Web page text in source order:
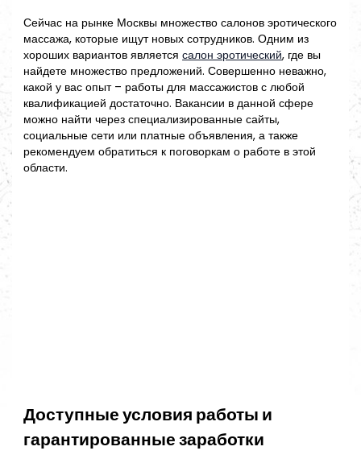
Сейчас на рынке Москвы множество салонов эротического
массажа, которые ищут новых сотрудников. Одним из
хороших вариантов являетсясалон эротический, где вы
найдете множество предложений. Совершенно неважно,
какой у вас опыт – работы для массажистов с любой
квалификацией достаточно. Вакансии в данной сфере
можно найти через специализированные сайты,
социальные сети или платные объявления, а также
рекомендуем обратиться к поговоркам о работе в этой
области.
Доступные условия работы и
гарантированные заработки